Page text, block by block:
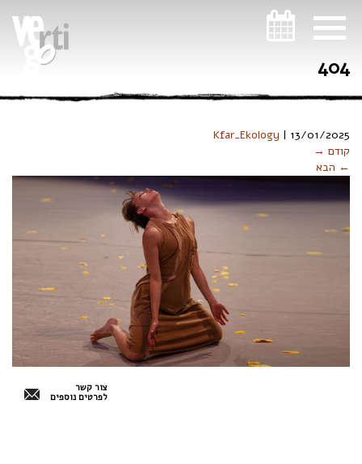
404
Kfar_Ekology | 13/01/2025
קודם →
← הבא
צור קשר
לפרטים נוספים